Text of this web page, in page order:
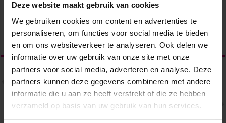
Deze website maakt gebruik van cookies
We gebruiken cookies om content en advertenties te
personaliseren, om functies voor social media te bieden
en om ons websiteverkeer te analyseren. Ook delen we
informatie over uw gebruik van onze site met onze
partners voor social media, adverteren en analyse. Deze
partners kunnen deze gegevens combineren met andere
informatie die u aan ze heeft verstrekt of die ze hebben
verzameld op basis van uw gebruik van hun services.
Tech Savvy Assistant Event
2019: de tips van de sprekers
Volgende
Jouw confronterende digitale